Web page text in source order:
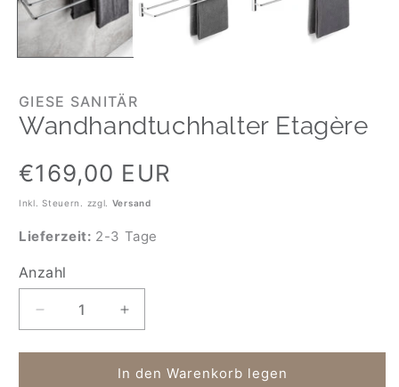
GIESE SANITÄR
Wandhandtuchhalter Etagère
Normaler
Preis
€169,00 EUR
Inkl. Steuern. zzgl. Versand
Lieferzeit: 2-3 Tage
Anzahl
Anzahl
Verringere
die
Menge
Erhöhe
die
Menge
für
In den Warenkorb legen